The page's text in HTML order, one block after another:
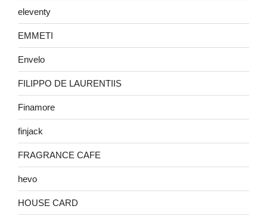
eleventy
EMMETI
Envelo
FILIPPO DE LAURENTIIS
Finamore
finjack
FRAGRANCE CAFE
hevo
HOUSE CARD